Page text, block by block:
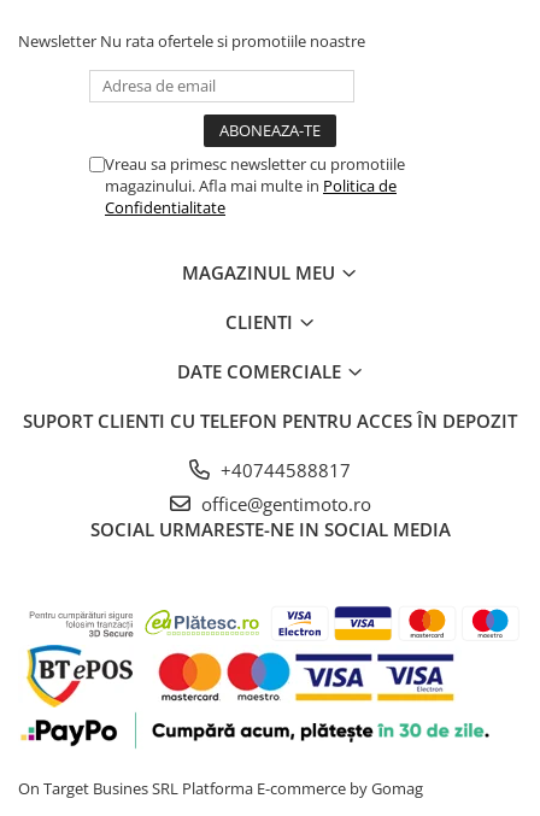
Newsletter Nu rata ofertele si promotiile noastre
Vreau sa primesc newsletter cu promotiile
magazinului. Afla mai multe in Politica de
Confidentialitate
MAGAZINUL MEU
CLIENTI
DATE COMERCIALE
SUPORT CLIENTI CU TELEFON PENTRU ACCES ÎN DEPOZIT
+40744588817
office@gentimoto.ro
SOCIAL URMARESTE-NE IN SOCIAL MEDIA
On Target Busines SRL Platforma E-commerce by Gomag